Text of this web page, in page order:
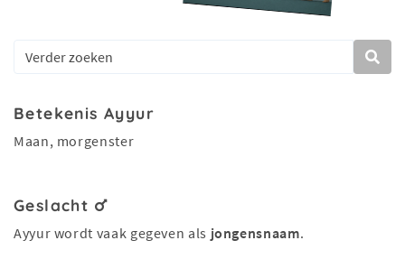
Betekenis Ayyur
Maan, morgenster
Geslacht
Ayyur wordt vaak gegeven als jongensnaam.